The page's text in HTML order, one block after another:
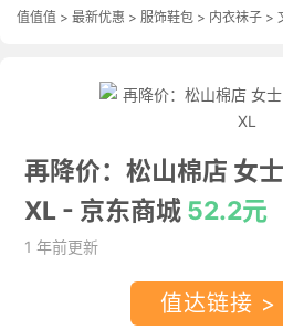
值值值 > 最新优惠 > 服饰鞋包 > 内衣袜子 >
再降价：松山棉店 女
XL - 京东商城 52.2元
1 年前更新
值达链接 >